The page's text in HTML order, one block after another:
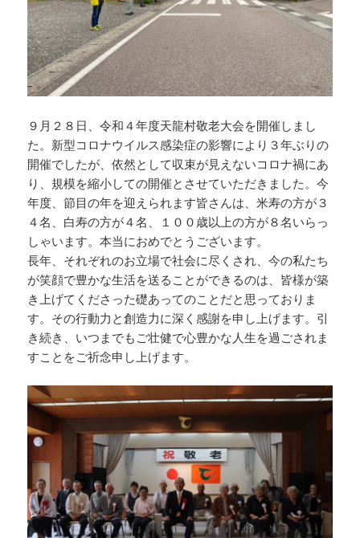
９月２８日、令和４年度天龍村敬老大会を開催しまし
た。新型コロナウイルス感染症の影響により３年ぶりの
開催でしたが、依然として収束が見えないコロナ禍にあ
り、規模を縮小しての開催とさせていただきました。今
年度、節目の年を迎えられます皆さんは、米寿の方が３
４名、白寿の方が４名、１００歳以上の方が８名いらっ
しゃいます。本当におめでとうございます。
長年、それぞれのお立場で社会に尽くされ、今の私たち
が笑顔で豊かな生活を送ることができるのは、皆様が築
き上げてくださった礎あってのことだと思っておりま
す。その行動力と創造力に深く感謝を申し上げます。引
き続き、いつまでもご壮健で心豊かな人生を過ごされま
すことをご祈念申し上げます。